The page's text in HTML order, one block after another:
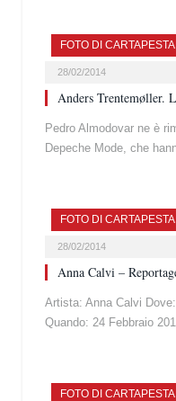
FOTO DI CARTAPESTA
28/02/2014
Anders Trentemøller.
Pedro Almodovar ne è
Depeche Mode, che
FOTO DI CARTAPESTA
28/02/2014
Anna Calvi –
Artista: Anna Calvi
Quando: 24 Febbraio
FOTO DI CARTAPESTA